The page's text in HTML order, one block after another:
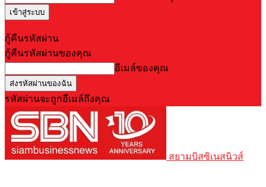
กู้คืนรหัสผ่าน
กู้คืนรหัสผ่านของคุณ
อีเมล์ของคุณ
รหัสผ่านจะถูกอีเมล์ถึงคุณ
สยามบิสซิเนสนิวส์